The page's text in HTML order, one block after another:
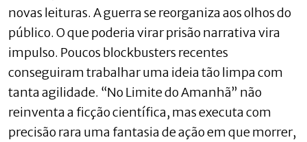
novas leituras. A guerra se reorganiza aos olhos do
público. O que poderia virar prisão narrativa vira
impulso. Poucos blockbusters recentes
conseguiram trabalhar uma ideia tão limpa com
tanta agilidade. “No Limite do Amanhã” não
reinventa a ficção científica, mas executa com
precisão rara uma fantasia de ação em que morrer,